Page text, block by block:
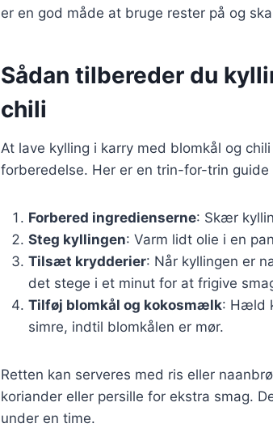
er en god måde at bruge rester på og
Sådan tilbereder du
chili
At lave kylling i karry med blomkål og
forberedelse. Her er en trin-for-trin
Forbered ingredienserne: Skær
Steg kyllingen: Varm lidt olie i en
Tilsæt krydderier: Når kyllingen er
det stege i et minut for at frigive
Tilføj blomkål og kokosmælk: Hæld
simre, indtil blomkålen er mør.
Retten kan serveres med ris eller
koriander eller persille for ekstra smag.
under en time.